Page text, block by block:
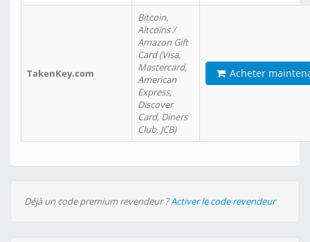
TakenKey.com
Bitcoin,
Altcoins /
Amazon Gift
Card (Visa,
Mastercard,
American
Express,
Discover
Card, Diners
Club, JCB)
Acheter
Déjà un code premium revendeur ?Activer le code revendeur